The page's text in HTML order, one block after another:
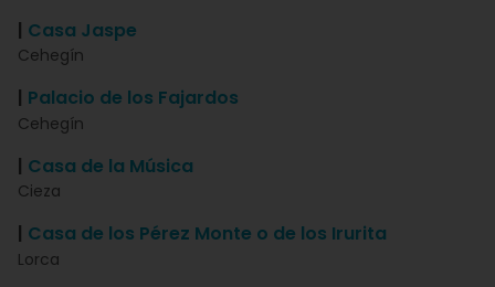
| Casa Jaspe
Cehegín
| Palacio de los Fajardos
Cehegín
| Casa de la Música
Cieza
| Casa de los Pérez Monte o de los Irurita
Lorca